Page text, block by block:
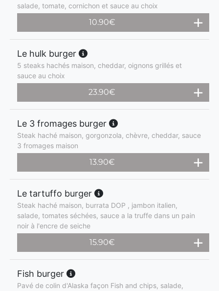
salade, tomate, cornichon et sauce au choix
10.90€
Le hulk burger
5 steaks hachés maison, cheddar, oignons grillés et
sauce au choix
23.90€
Le 3 fromages burger
Steak haché maison, gorgonzola, chèvre, cheddar, sauce
3 fromages maison
13.90€
Le tartuffo burger
Steak haché maison, burrata DOP , jambon italien,
salade, tomates séchées, sauce a la truffe dans un pain
noir à l'encre de seiche
15.90€
Fish burger
Pavé de colin d'Alaska façon Fish and chips, salade,